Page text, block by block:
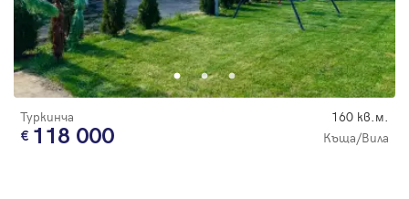
Туркинча 160 кв.м.
118 000 Къща/Вила